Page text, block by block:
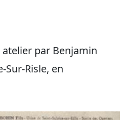
par Benjamin
Sur-Risle, en